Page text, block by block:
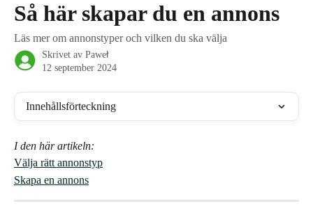
Så här skapar du en annons
Läs mer om annonstyper och vilken du ska välja
Skrivet av Paweł
12 september 2024
Innehållsförteckning
I den här artikeln:
Välja rätt annonstyp
Skapa en annons